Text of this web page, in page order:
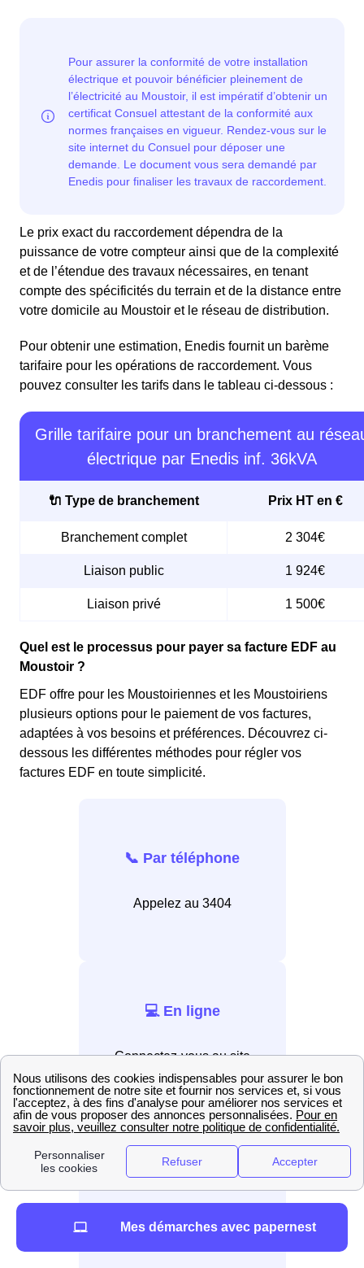
Le prix exact du raccordement dépendra de la
puissance de votre compteur ainsi que de la complexité
et de l’étendue des travaux nécessaires, en tenant
compte des spécificités du terrain et de la distance entre
votre domicile au Moustoir et le réseau de distribution.
Pour obtenir une estimation, Enedis fournit un barème
tarifaire pour les opérations de raccordement. Vous
pouvez consulter les tarifs dans le tableau ci-dessous :
Grille tarifaire pour un branchement au
électrique par Enedis inf. 36kVA
🔌 Type de branchement Prix HT en €
Branchement complet 2 304€
Liaison public 1 924€
Liaison privé 1 500€
Quel est le processus pour payer sa facture EDF au
Moustoir ?
EDF offre pour les Moustoiriennes et les Moustoiriens
plusieurs options pour le paiement de vos factures,
adaptées à vos besoins et préférences. Découvrez ci-
dessous les différentes méthodes pour régler vos
factures EDF en toute simplicité.
📞 Par téléphone
Appelez au 3404
💻 En ligne
Connectez-vous au site
internet EDF.
📲 Par application
Installez l’application EDF &
Mes démarches avec papernest